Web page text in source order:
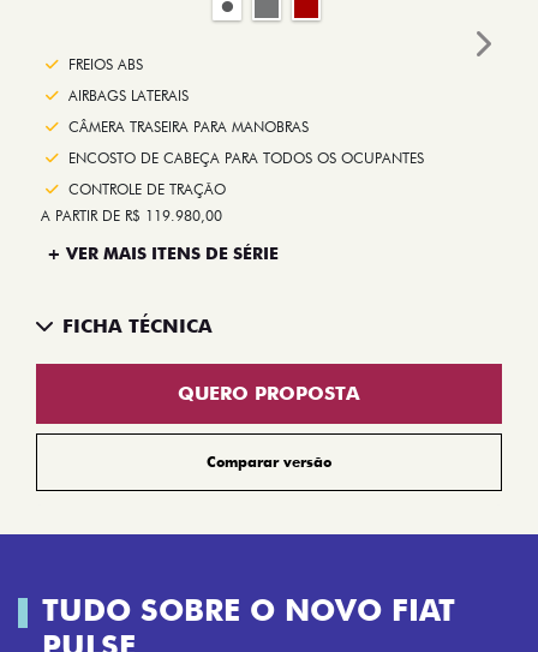
FREIOS ABS
AIRBAGS LATERAIS
CÂMERA TRASEIRA PARA MANOBRAS
ENCOSTO DE CABEÇA PARA TODOS OS OCUPANTES
CONTROLE DE TRAÇÃO
A PARTIR DE R$ 119.980,00
+ VER MAIS ITENS DE SÉRIE
FICHA TÉCNICA
QUERO PROPOSTA
Comparar versão
Next
TUDO SOBRE O NOVO FIAT